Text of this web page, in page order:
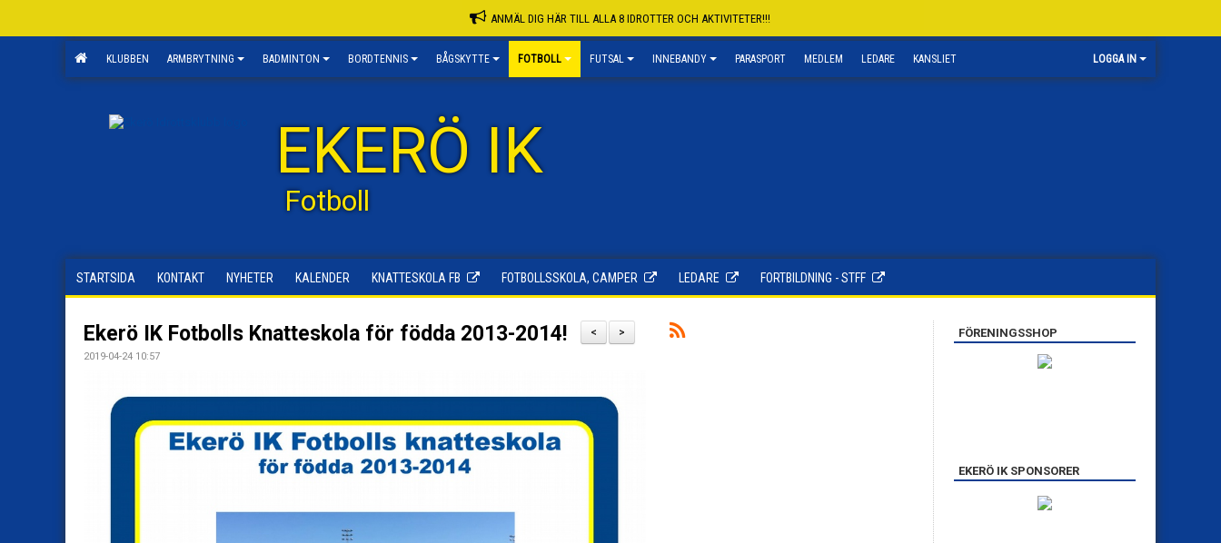
ANMÄL DIG HÄR TILL ALLA 8 IDROTTER OCH AKTIVITETER!!!
KLUBBEN ARMBRYTNING BADMINTON BORDTENNIS BÅGSKYTTE FOTBOLL FUTSAL INNEBANDY PARASPORT MEDLEM LEDARE KANSLIET LOGGA IN
EKERÖ IK
Fotboll
STARTSIDA KONTAKT NYHETER KALENDER KNATTESKOLA FB FOTBOLLSSKOLA, CAMPER LEDARE FORTBILDNING - STFF
>
<
Ekerö IK Fotbolls Knatteskola för födda 2013-2014!
2019-04-24 10:57
FÖRENINGSSHOP
EKERÖ IK SPONSORER